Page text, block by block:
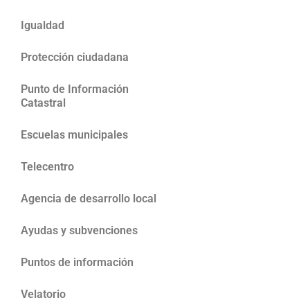
Igualdad
Protección ciudadana
Punto de Información
Catastral
Escuelas municipales
Telecentro
Agencia de desarrollo local
Ayudas y subvenciones
Puntos de información
Velatorio